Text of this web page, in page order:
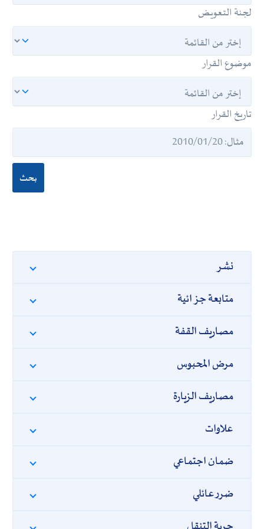
لجنة التعويض
موضوع القرار
تاريخ القرار
بحث
نشر
ملف رقم 009701 قرار بتاريخ 11-11- 2020
متابعة جزائية
ملف رقم 009375 قرار بتاريخ 09-10-2019
مصاريف القفة
ملف رقم 009687 قرار بتاريخ 14-10-2020
مرض المحبوس
ملف رقم 009559 قرار بتاريخ 15-01-2020
ملف رقم 009615 قرار بتاريخ 08-07-2020
مصاريف الزيارة
ملف رقم 009592 قرار بتاريخ 11-03-2020
علاوات
ملف رقم 009159 قرار بتاريخ 12-06-2019
ضمان اجتماعي
ملف رقم 009564 قرار بتاريخ 12-02-2020
ضرر عائلي
ملف رقم 009097 قرار بتاريخ 15-05-2019